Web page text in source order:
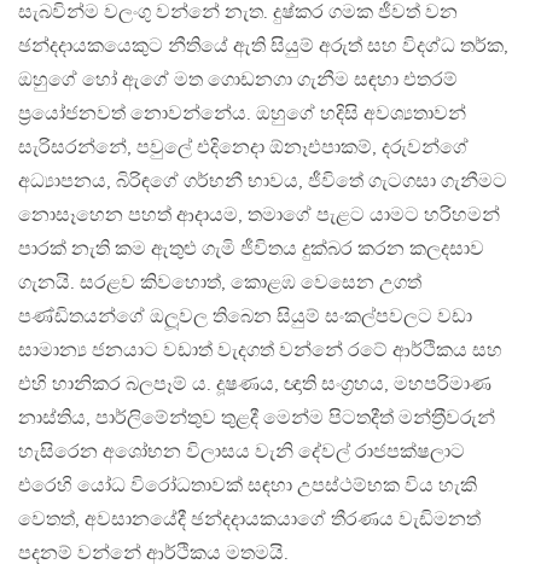
සැබවින්ම වලංගු වන්නේ නැත. දුෂ්කර ගමක ජීවත් වන
ඡන්දදායකයෙකුට නීතියේ ඇති සියුම් අරුත් සහ විදග්ධ තර්ක,
ඔහුගේ හෝ ඇගේ මත ගොඩනගා ගැනීම සඳහා එතරම්
ප‍්‍රයෝජනවත් නොවන්නේය. ඔහුගේ හදිසි අවශ්‍යතාවන්
සැරිසරන්නේ, පවුලේ එදිනෙදා ඕනෑඑපාකම්, දරුවන්ගේ
අධ්‍යාපනය, බිරිඳගේ ගර්භනී භාවය, ජීවිතේ ගැටගසා ගැනීමට
නොසෑහෙන පහත් ආදායම, තමාගේ පැළට යාමට හරිහමන්
පාරක් නැති කම ඇතුළු ගැමි ජීවිතය දුක්බර කරන කලදසාව
ගැනයි. සරළව කිවහොත්, කොළඹ වෙසෙන උගත්
පණ්ඩිතයන්ගේ ඔලූවල තිබෙන සියුම් සංකල්පවලට වඩා
සාමාන්‍ය ජනයාට වඩාත් වැදගත් වන්නේ රටේ ආර්ථිකය සහ
එහි හානිකර බලපෑම් ය. දූෂණය, ඥාති සංග‍්‍රහය, මහපරිමාණ
නාස්තිය, පාර්ලිමේන්තුව තුළදී මෙන්ම පිටතදීත් මන්ත‍්‍රීවරුන්
හැසිරෙන අශෝභන විලාසය වැනි දේවල් රාජපක්ෂලාට
එරෙහි යෝධ විරෝධතාවක් සඳහා උපස්ථම්භක විය හැකි
වෙතත්, අවසානයේදී ඡන්දදායකයාගේ තීරණය වැඩිමනත්
පදනම් වන්නේ ආර්ථිකය මතමයි.